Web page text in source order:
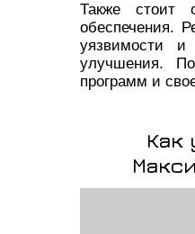
Также стоит
обеспечения.
уязвимости
улучшения.
программ и
Как